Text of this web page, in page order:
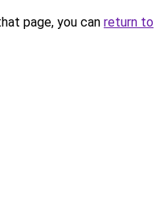
page, you can return to